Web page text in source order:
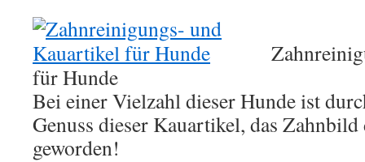
für Hunde
Bei einer Vielzahl dieser Hunde ist
Genuss dieser Kauartikel, das
geworden!